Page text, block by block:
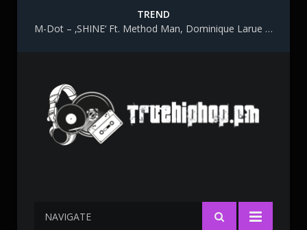
TREND
M-Dot – ‚SHINE‘ Ft. Method Man, Dominique Larue & Katy Gunn
NAVIGATE